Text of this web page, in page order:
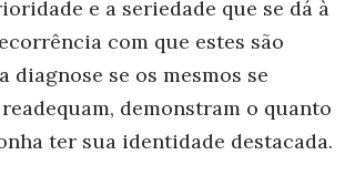
e a seriedade que se dá à
com que estes são
diagnose se os mesmos se
demonstram o quanto
ter sua identidade destacada.